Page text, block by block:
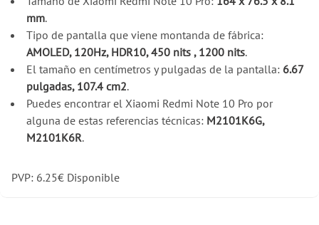
mm.
Tipo de pantalla que viene montanda de fábrica:
AMOLED, 120Hz, HDR10, 450 nits , 1200 nits.
El tamaño en centímetros y pulgadas de la pantalla: 6.67
pulgadas, 107.4 cm2.
Puedes encontrar el Xiaomi Redmi Note 10 Pro por
alguna de estas referencias técnicas: M2101K6G,
M2101K6R.
PVP: 6.25€ Disponible